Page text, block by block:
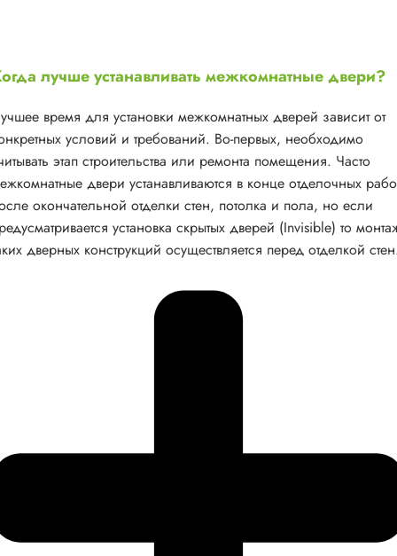
лучше устанавливать межкомнатные двери?
время для установки межкомнатных дверей зависит от
условий и требований. Во-первых, необходимо
этап строительства или ремонта помещения. Часто
двери устанавливаются в конце отделочных
окончательной отделки стен, потолка и пола, но если
установка скрытых дверей (Invisible) то
дверных конструкций осуществляется перед отделкой